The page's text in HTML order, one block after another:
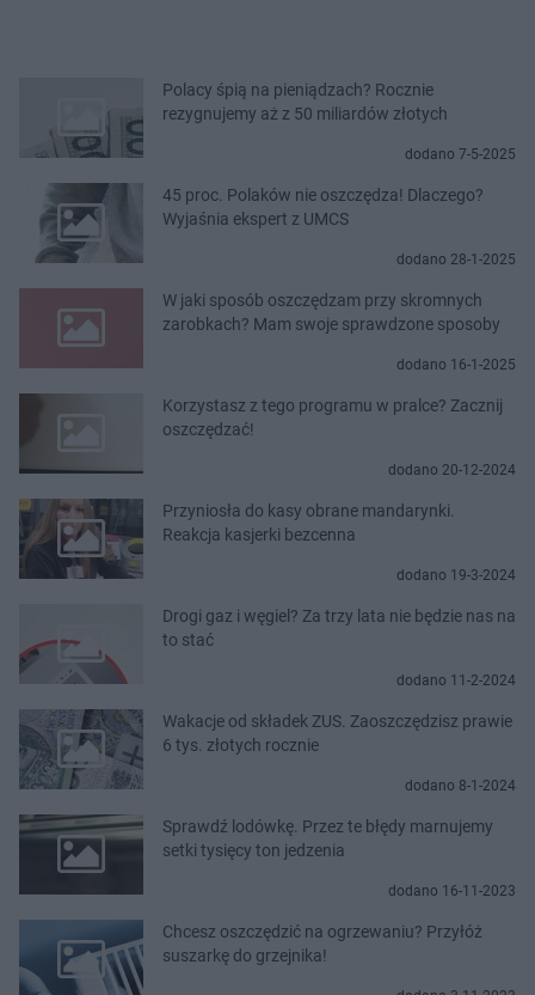
Polacy śpią na pieniądzach? Rocznie
rezygnujemy aż z 50 miliardów złotych
dodano 7-5-2025
45 proc. Polaków nie oszczędza! Dlaczego?
Wyjaśnia ekspert z UMCS
dodano 28-1-2025
W jaki sposób oszczędzam przy skromnych
zarobkach? Mam swoje sprawdzone sposoby
dodano 16-1-2025
Korzystasz z tego programu w pralce? Zacznij
oszczędzać!
dodano 20-12-2024
Przyniosła do kasy obrane mandarynki.
Reakcja kasjerki bezcenna
dodano 19-3-2024
Drogi gaz i węgiel? Za trzy lata nie będzie nas na
to stać
dodano 11-2-2024
Wakacje od składek ZUS. Zaoszczędzisz prawie
6 tys. złotych rocznie
dodano 8-1-2024
Sprawdź lodówkę. Przez te błędy marnujemy
setki tysięcy ton jedzenia
dodano 16-11-2023
Chcesz oszczędzić na ogrzewaniu? Przyłóż
suszarkę do grzejnika!